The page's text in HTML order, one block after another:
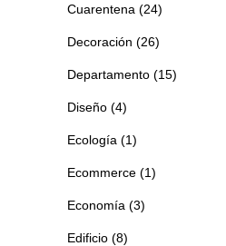
Cuarentena (24)
Decoración (26)
Departamento (15)
Diseño (4)
Ecología (1)
Ecommerce (1)
Economía (3)
Edificio (8)